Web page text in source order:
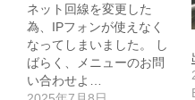
ネット回線を変更した
為、IPフォンが使えなく
なってしまいました。 し
ばらく、メニューのお問
い合わせよ…